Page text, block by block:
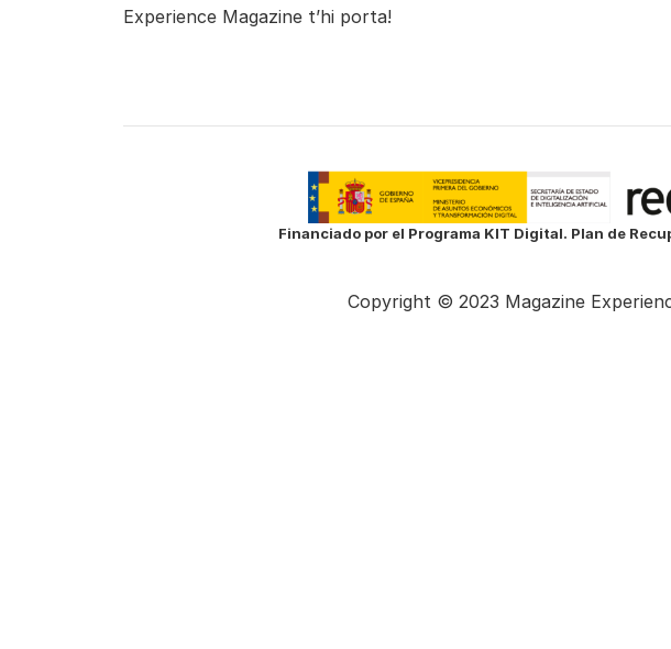
Experience Magazine t’hi porta!
Financiado por el Programa KIT Digital. Plan de
Copyright © 2023 Magazine